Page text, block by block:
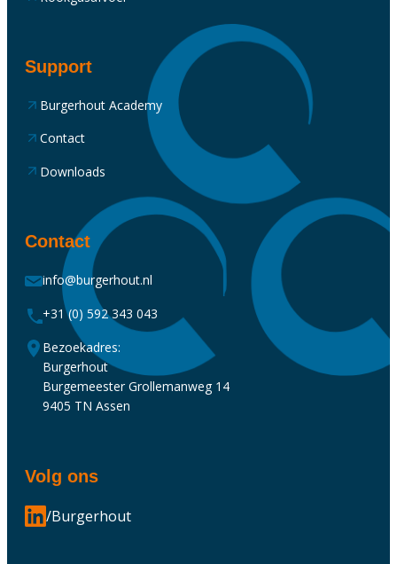
Support
Burgerhout Academy
Contact
Downloads
Contact
info@burgerhout.nl
+31 (0) 592 343 043
Bezoekadres:
Burgerhout
Burgemeester Grollemanweg 14
9405 TN Assen
Volg ons
/Burgerhout